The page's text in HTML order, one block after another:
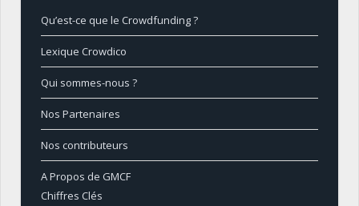
Qu’est-ce que le Crowdfunding ?
Lexique Crowdico
Qui sommes-nous ?
Nos Partenaires
Nos contributeurs
A Propos de GMCF
Chiffres Clés